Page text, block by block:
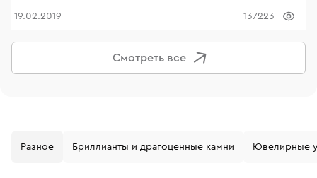
Смотреть все
спустя годы. И совсем не обязательно, чтобы такая вещь
исполнении. Дарителя украшения порадуют, в том числе, и
своей стоимостью, вот лишь несколько примеров.
19.02.2019 137223
Разное Бриллианты и драгоценные камни Ювелирные